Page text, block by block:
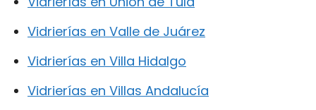
Vidrierías en Valle de Juárez
Vidrierías en Villa Hidalgo
Vidrierías en Villas Andalucía